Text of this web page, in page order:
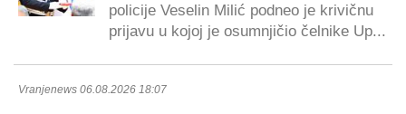
policije Veselin Milić podneo je krivičnu
prijavu u kojoj je osumnjičio čelnike Up...
Vranjenews 06.08.2026 18:07